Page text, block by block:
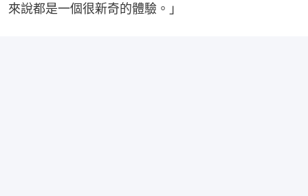
來說都是一個很新奇的體驗。」